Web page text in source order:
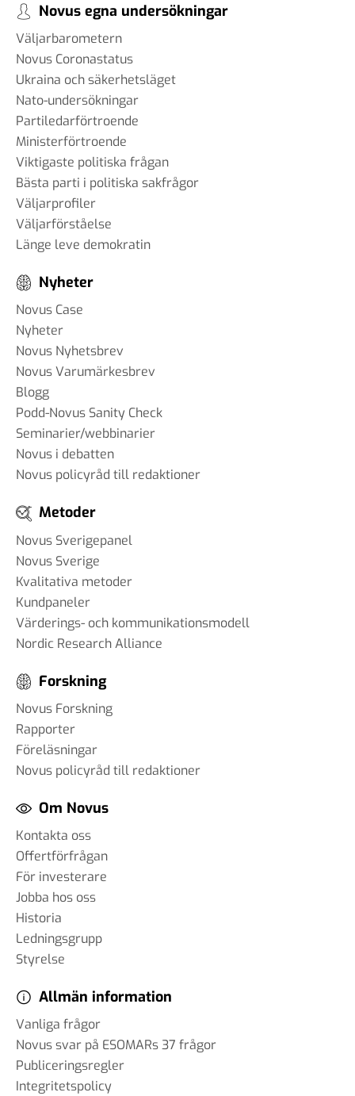
Novus egna undersökningar
Väljarbarometern
Novus Coronastatus
Ukraina och säkerhetsläget
Nato-undersökningar
Partiledarförtroende
Ministerförtroende
Viktigaste politiska frågan
Bästa parti i politiska sakfrågor
Väljarprofiler
Väljarförståelse
Länge leve demokratin
Nyheter
Novus Case
Nyheter
Novus Nyhetsbrev
Novus Varumärkesbrev
Blogg
Podd-Novus Sanity Check
Seminarier/webbinarier
Novus i debatten
Novus policyråd till redaktioner
Metoder
Novus Sverigepanel
Novus Sverige
Kvalitativa metoder
Kundpaneler
Värderings- och kommunikationsmodell
Nordic Research Alliance
Forskning
Novus Forskning
Rapporter
Föreläsningar
Novus policyråd till redaktioner
Om Novus
Kontakta oss
Offertförfrågan
För investerare
Jobba hos oss
Historia
Ledningsgrupp
Styrelse
Allmän information
Vanliga frågor
Novus svar på ESOMARs 37 frågor
Publiceringsregler
Integritetspolicy